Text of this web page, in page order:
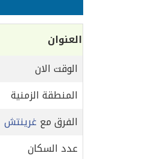
العنوان
الوقت الان
المنطقة الزمنية
الفرق مع غرينتش
عدد السكان